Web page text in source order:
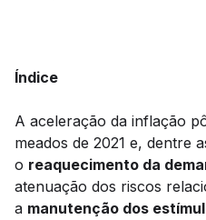
Índice
A aceleração da inflação
meados de 2021 e, dentre
o reaquecimento da
atenuação dos riscos
a manutenção dos